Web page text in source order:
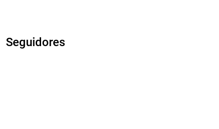
Seguidores